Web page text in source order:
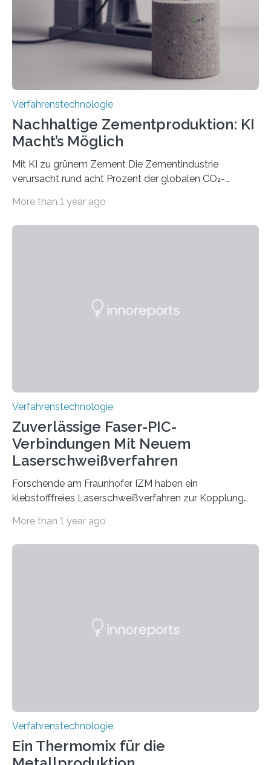
für Branchen wie die stahl- und metallverarbeitende
Industrie oder die Glasverarbeitung. Erste Tests…
Verfahrenstechnologie
Nachhaltige Zementproduktion: KI
Macht’s Möglich
Mit KI zu grünem Zement Die Zementindustrie
verursacht rund acht Prozent der globalen CO₂-
Flugverkehr. Forschende am Paul Scherrer Institut PSI
brennen, der Grundstoff für baufertigen Zement. Wenig
More than 1 year ago
Verfahrenstechnologie
Zuverlässige Faser-PIC-
Verbindungen Mit Neuem
Laserschweißverfahren
Forschende am Fraunhofer IZM haben ein
klebstofffreies Laserschweißverfahren zur Kopplung
optischen Glasfasern realisiert, welches auch in
Tieftemperaturumgebung ist unerlässlich zur
More than 1 year ago
Verfahrenstechnologie
Ein Thermomix für die